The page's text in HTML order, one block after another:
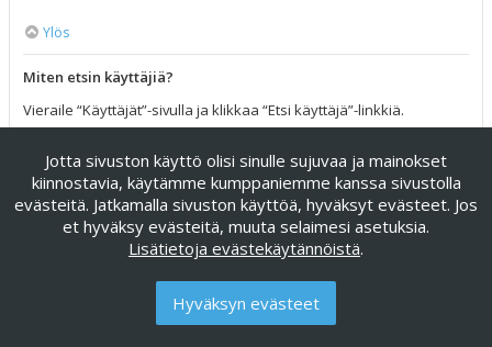
Ylös
Miten etsin käyttäjiä?
Vieraile “Käyttäjät”-sivulla ja klikkaa “Etsi käyttäjä”-linkkiä.
Ylös
Miten löydän omat viestini ja viestiketjuni?
Omat viestisi näet klikkaamalla “Katso omia viestejäsi”-linkkiä
omissa asetuksissa tai klikkaamalla “Etsi käyttäjän viesteistä”-
foorumin ylälaidassa. Etsiäksesi omia viestiketjuja, käytä
tarkennettua hakua ja täytä sen hakuehdot haluamallasi tavalla.
Jotta sivuston käyttö olisi sinulle sujuvaa ja mainokset
kiinnostavia, käytämme kumppaniemme kanssa sivustolla
evästeitä. Jatkamalla sivuston käyttöä, hyväksyt evästeet. Jos
et hyväksy evästeitä, muuta selaimesi asetuksia.
Lisätietoja evästekäytännöistä.
Hyväksyn evästeet